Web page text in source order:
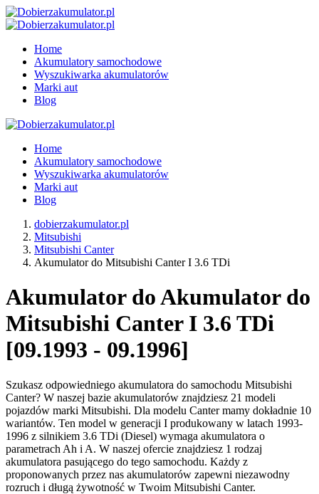
Home
Akumulatory samochodowe
Wyszukiwarka akumulatorów
Marki aut
Blog
Home
Akumulatory samochodowe
Wyszukiwarka akumulatorów
Marki aut
Blog
dobierzakumulator.pl
Mitsubishi
Mitsubishi Canter
Akumulator do Mitsubishi Canter I 3.6 TDi
Akumulator do Akumulator do
Mitsubishi Canter I 3.6 TDi
[09.1993 - 09.1996]
Szukasz odpowiedniego akumulatora do samochodu Mitsubishi
Canter? W naszej bazie akumulatorów znajdziesz 21 modeli
pojazdów marki Mitsubishi. Dla modelu Canter mamy dokładnie 10
wariantów. Ten model w generacji I produkowany w latach 1993-
1996 z silnikiem 3.6 TDi (Diesel) wymaga akumulatora o
parametrach Ah i A. W naszej ofercie znajdziesz 1 rodzaj
akumulatora pasującego do tego samochodu. Każdy z
proponowanych przez nas akumulatorów zapewni niezawodny
rozruch i długą żywotność w Twoim Mitsubishi Canter.